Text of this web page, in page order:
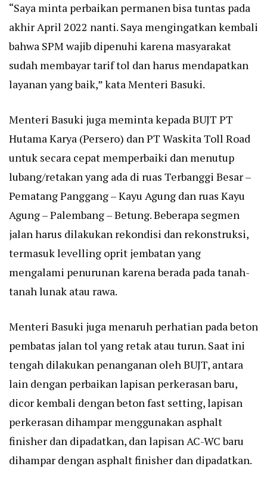
“Saya minta perbaikan permanen bisa tuntas pada
akhir April 2022 nanti. Saya mengingatkan kembali
bahwa SPM wajib dipenuhi karena masyarakat
sudah membayar tarif tol dan harus mendapatkan
layanan yang baik,” kata Menteri Basuki.
Menteri Basuki juga meminta kepada BUJT PT
Hutama Karya (Persero) dan PT Waskita Toll Road
untuk secara cepat memperbaiki dan menutup
lubang/retakan yang ada di ruas Terbanggi Besar –
Pematang Panggang – Kayu Agung dan ruas Kayu
Agung – Palembang – Betung. Beberapa segmen
jalan harus dilakukan rekondisi dan rekonstruksi,
termasuk levelling oprit jembatan yang
mengalami penurunan karena berada pada tanah-
tanah lunak atau rawa.
Menteri Basuki juga menaruh perhatian pada beton
pembatas jalan tol yang retak atau turun. Saat ini
tengah dilakukan penanganan oleh BUJT, antara
lain dengan perbaikan lapisan perkerasan baru,
dicor kembali dengan beton fast setting, lapisan
perkerasan dihampar menggunakan asphalt
finisher dan dipadatkan, dan lapisan AC-WC baru
dihampar dengan asphalt finisher dan dipadatkan.